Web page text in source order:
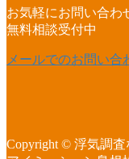
お気軽にお問い合わ
無料相談受付中
メールでのお問い合
Copyright © 浮気調